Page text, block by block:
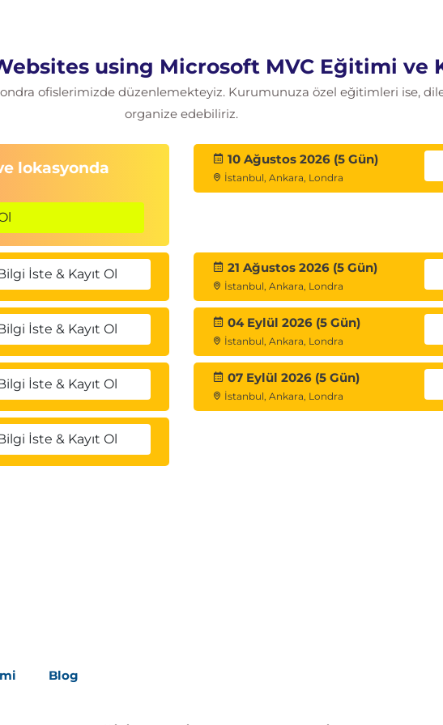
Enjeksiyonunun nasıl kullanılacağını ve
çok önemli bir parçası olduğundan, modelleri
using Microsoft MVC Eğitimi ve
ofislerimizde düzenlemekteyiz. Kurumunuza özel eğitimleri ise,
organize edebiliriz.
lokasyonda
10 Ağustos 2026 (5 Gün)
İstanbul, Ankara, Londra
İste & Kayıt Ol 21 Ağustos 2026 (5 Gün)
İstanbul, Ankara, Londra
İste & Kayıt Ol 04 Eylül 2026 (5 Gün)
İstanbul, Ankara, Londra
İste & Kayıt Ol 07 Eylül 2026 (5 Gün)
İstanbul, Ankara, Londra
İste & Kayıt Ol
Blog